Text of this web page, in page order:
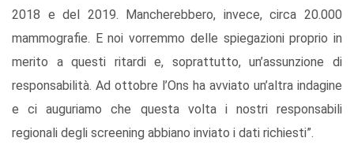
2018 e del 2019. Mancherebbero, invece, circa 20.000
mammografie. E noi vorremmo delle spiegazioni proprio in
merito a questi ritardi e, soprattutto, un’assunzione di
responsabilità. Ad ottobre l’Ons ha avviato un’altra indagine
e ci auguriamo che questa volta i nostri responsabili
regionali degli screening abbiano inviato i dati richiesti”.